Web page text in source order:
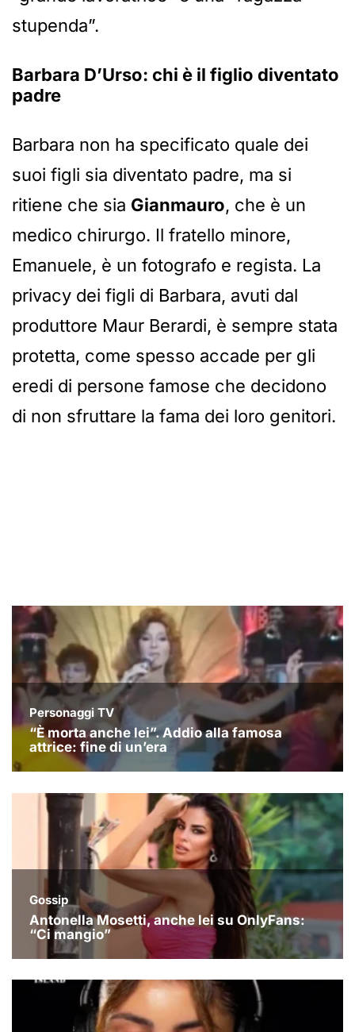
stupenda”.
Barbara D’Urso: chi è il figlio diventato
padre
Barbara non ha specificato quale dei
suoi figli sia diventato padre, ma si
ritiene che sia Gianmauro, che è un
medico chirurgo. Il fratello minore,
Emanuele, è un fotografo e regista. La
privacy dei figli di Barbara, avuti dal
produttore Maur Berardi, è sempre stata
protetta, come spesso accade per gli
eredi di persone famose che decidono
di non sfruttare la fama dei loro genitori.